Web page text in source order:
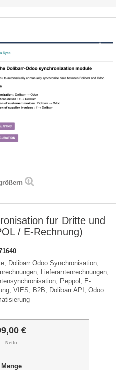
fur Dritte und
/ E-Rechnung)
Dolibarr Odoo Synchronisation,
Lieferantenrechnungen,
Peppol, E-
VIES, B2B, Dolibarr API, Odoo
€
Netto
Menge